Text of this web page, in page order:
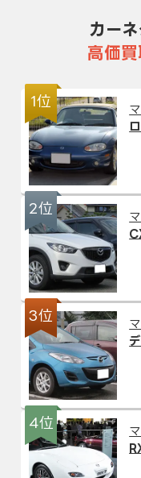
カー
高価
1位
2位
3位
4位